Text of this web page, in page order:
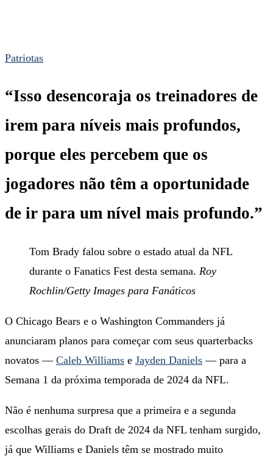
Patriotas
“Isso desencoraja os treinadores de
irem para níveis mais profundos,
porque eles percebem que os
jogadores não têm a oportunidade
de ir para um nível mais profundo.”
Tom Brady falou sobre o estado atual da NFL
durante o Fanatics Fest desta semana. Roy
Rochlin/Getty Images para Fanáticos
O Chicago Bears e o Washington Commanders já
anunciaram planos para começar com seus quarterbacks
novatos — Caleb Williams e Jayden Daniels — para a
Semana 1 da próxima temporada de 2024 da NFL.
Não é nenhuma surpresa que a primeira e a segunda
escolhas gerais do Draft de 2024 da NFL tenham surgido,
já que Williams e Daniels têm se mostrado muito